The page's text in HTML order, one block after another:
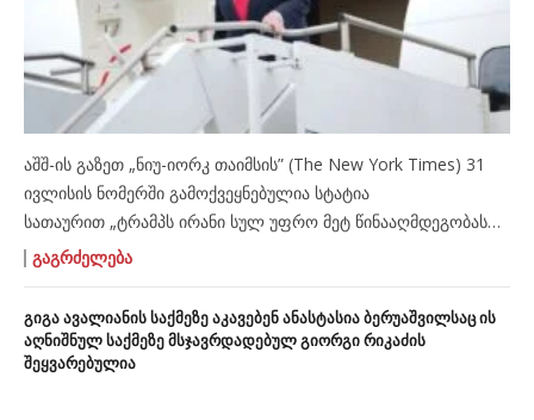
აშშ-ის გაზეთ „ნიუ-იორკ თაიმსის” (The New York Times) 31
ივლისის ნომერში გამოქვეყნებულია სტატია
სათაურით „ტრამპს ირანი სულ უფრო მეტ წინააღმდეგობას
უწევს: აშშ-ის პრეზიდენტისათვის ირანი კერკეტი კაკალი
ჰელენა კუპერი). „აშშ-ის პრეზიდენტი ბოლთას სცემს,
ცეცხლის შეწყვეტის გზებს ეძებს, მაგრამ უშედეგოდ. არადა,
ყველაფერი აშშ-სა და ისრაელის მიერ დაშვებული შეცდომის
ᲒᲐᲒᲠᲫᲔᲚᲔᲑᲐ
გიგა ავალიანის საქმეზე აკავებენ ანასტასია ბერუაშვილსაც ის
აღნიშნულ საქმეზე მსჯავრდადებულ გიორგი რიკაძის
შეყვარებულია